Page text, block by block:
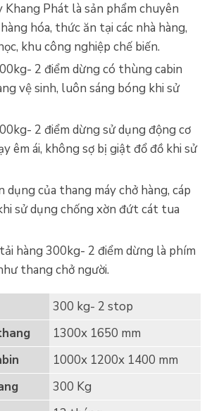
Phát là sản phẩm chuyên
hóa, thức ăn tại các nhà hàng,
khu công nghiệp chế biến.
2 điểm dừng có thùng cabin
vệ sinh, luôn sáng bóng khi sử
2 điểm dừng sử dụng động cơ
êm ái, không sợ bị giật đổ đồ khi sử
dụng của thang máy chở hàng, cáp
sử dụng chống xờn đứt cát tua
hàng 300kg- 2 điểm dừng là phím
thang chở người.
300 kg- 2 stop
1300x 1650 mm
1000x 1200x 1400 mm
300 Kg